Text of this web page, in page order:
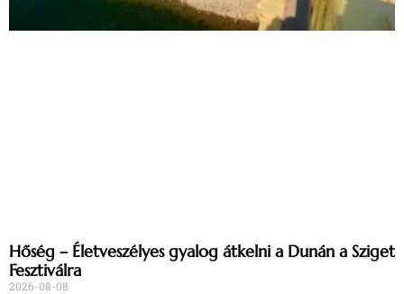
Hőség – Életveszélyes gyalog átkelni a Dunán a Sziget
Fesztiválra
2026-08-08